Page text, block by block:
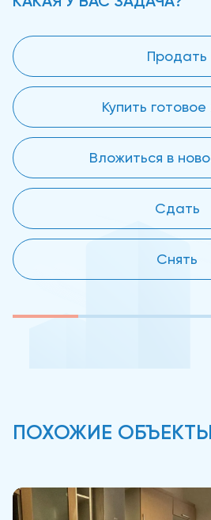
Продать
Купить
Вложиться в
Сдать
Снять
ПОХОЖИЕ ОБЪЕКТЫ